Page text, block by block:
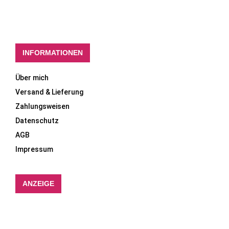
INFORMATIONEN
Über mich
Versand & Lieferung
Zahlungsweisen
Datenschutz
AGB
Impressum
ANZEIGE